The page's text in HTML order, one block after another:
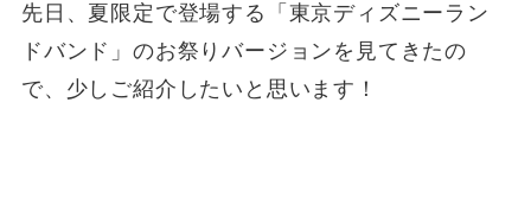
先日、夏限定で登場する「東京ディズニーラン
ドバンド」のお祭りバージョンを見てきたの
で、少しご紹介したいと思います！